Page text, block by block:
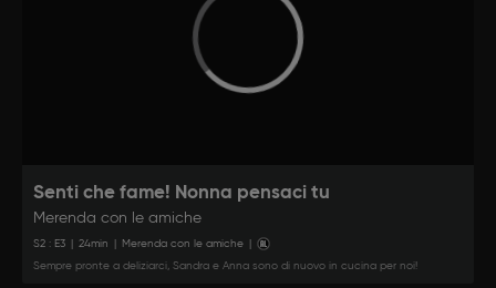
Senti che fame! Nonna pensaci tu
Merenda con le amiche
S2 : E3 24min Merenda con le amiche
Sempre pronte a deliziarci, Sandra e Anna sono di nuovo in cucina per noi!